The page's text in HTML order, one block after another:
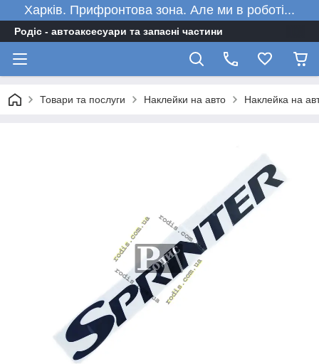
Харків. Прифронтова зона. Але ми в роботі...
Родіс - автоаксесуари та запасні частини
Товари та послуги Наклейки на авто Наклейка на